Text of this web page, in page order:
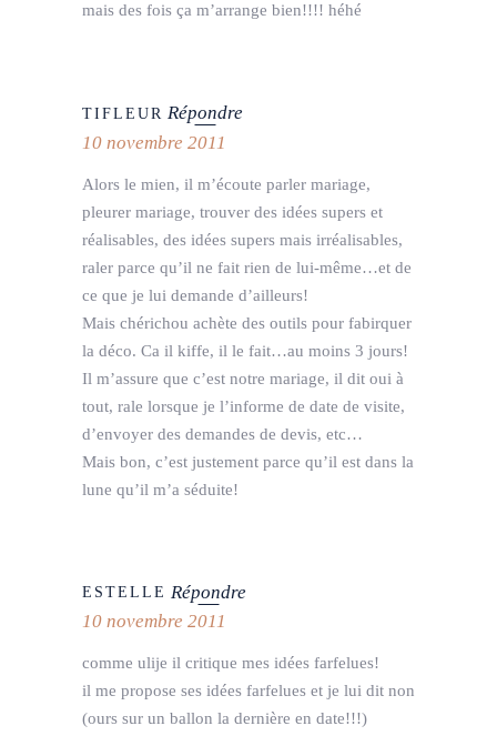
mais des fois ça m’arrange bien!!!! héhé
TIFLEUR Répondre
10 novembre 2011
Alors le mien, il m’écoute parler mariage,
pleurer mariage, trouver des idées supers et
réalisables, des idées supers mais irréalisables,
raler parce qu’il ne fait rien de lui-même…et de
ce que je lui demande d’ailleurs!
Mais chérichou achète des outils pour fabirquer
la déco. Ca il kiffe, il le fait…au moins 3 jours!
Il m’assure que c’est notre mariage, il dit oui à
tout, rale lorsque je l’informe de date de visite,
d’envoyer des demandes de devis, etc…
Mais bon, c’est justement parce qu’il est dans la
lune qu’il m’a séduite!
ESTELLE Répondre
10 novembre 2011
comme ulije il critique mes idées farfelues!
il me propose ses idées farfelues et je lui dit non
(ours sur un ballon la dernière en date!!!)